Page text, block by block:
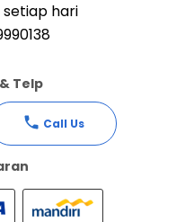
setiap hari
Telp
Call Us